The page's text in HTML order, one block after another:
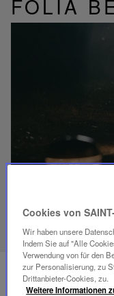
FOLIA
Cookies von
Wir haben unsere
Indem Sie auf "Alle
Verwendung von für den
zur Personalisierung, zu
Drittanbieter-Cookies, zu.
Weitere Informationen